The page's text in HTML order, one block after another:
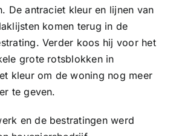
De antraciet kleur en lijnen van
komen terug in de
Verder koos hij voor het
grote rotsblokken in
kleur om de woning nog meer
te geven.
en de bestratingen werd